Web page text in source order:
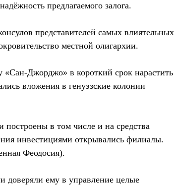
предлагаемого залога.
представителей самых влиятельных
местной олигархии.
Джорджо» в короткий срок нарастить
вложения в генуэзские колонии
в том числе и на средства
инвестициями открывались филиалы.
Феодосия).
доверяли ему в управление целые